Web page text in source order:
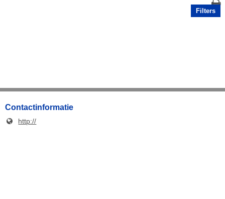
Filters
Contactinformatie
http://